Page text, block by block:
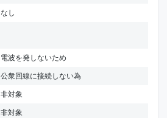
なし
電波を発しないため
公衆回線に接続しない為
非対象
非対象